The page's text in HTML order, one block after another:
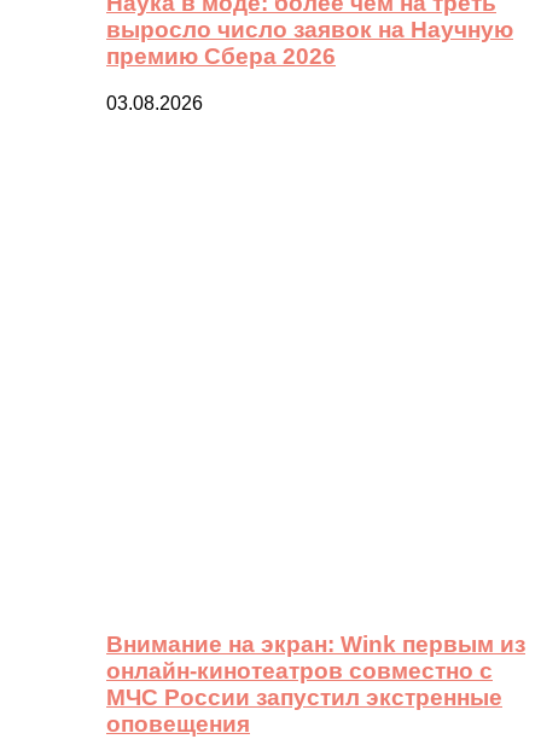
выросло число заявок на Научную
премию Сбера 2026
03.08.2026
Внимание на экран: Wink первым из
онлайн-кинотеатров совместно с
МЧС России запустил экстренные
оповещения